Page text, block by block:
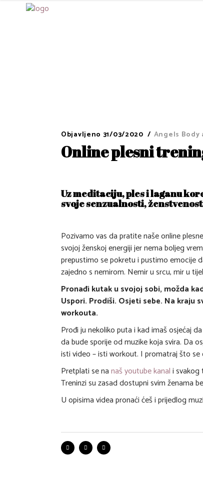
Objavljeno 31/03/2020 Angels Body
Online plesni
Uz meditaciju, ples i laganu
svoje senzualnosti,
Pozivamo vas da pratite naše online
svojoj ženskoj energiji jer nema boljeg
prepustimo se pokretu i pustimo emocije
zajedno s nemirom. Nemir u srcu, mir u
Pronađi kutak u svojoj sobi, možda
Uspori. Prodiši. Osjeti sebe. Na kraju
workouta.
Prođi ju nekoliko puta i kad imaš osjećaj
da bude sporije od muzike koja svira. Da
isti video – isti workout. I promatraj što se
Pretplati se nanaš youtube kanali svakog
Treninzi su zasad dostupni svim ženama
U opisima videa pronaći ćeš i prijedlog